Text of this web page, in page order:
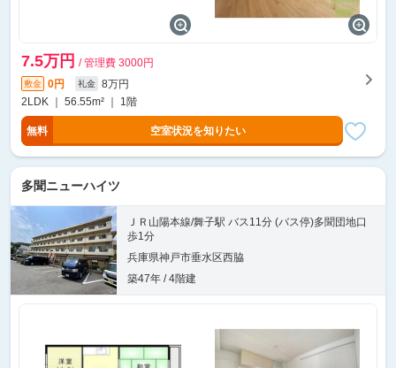
7.5万円 / 管理費 3000円
敷金 0円 礼金
8万円
2LDK ｜ 56.55m² ｜ 1階
無料 空室状況を知りたい
多聞ニューハイツ
ＪＲ山陽本線/舞子駅 バス11分 (バス停)多聞団地口
歩1分
兵庫県神戸市垂水区西脇
築47年 / 4階建